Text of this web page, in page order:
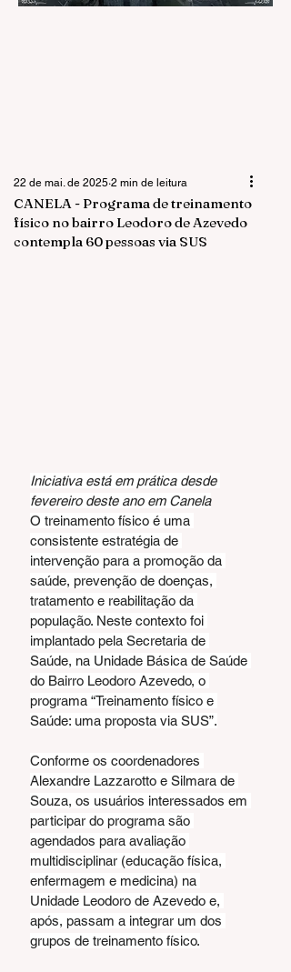
CANELA - Programa de treinamento
físico no bairro Leodoro de Azevedo
contempla 60 pessoas via SUS
22 de mai. de 2025 2 min de leitura
Iniciativa está em prática desde
fevereiro deste ano em Canela
O treinamento físico é uma
consistente estratégia de
intervenção para a promoção da
saúde, prevenção de doenças,
tratamento e reabilitação da
população. Neste contexto foi
implantado pela Secretaria de
Saúde, na Unidade Básica de Saúde
do Bairro Leodoro Azevedo, o
programa “Treinamento físico e
Saúde: uma proposta via SUS”.
Conforme os coordenadores
Alexandre Lazzarotto e Silmara de
Souza, os usuários interessados em
participar do programa são
agendados para avaliação
multidisciplinar (educação física,
enfermagem e medicina) na
Unidade Leodoro de Azevedo e,
após, passam a integrar um dos
grupos de treinamento físico.